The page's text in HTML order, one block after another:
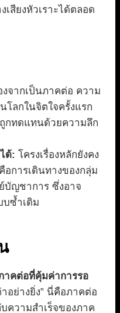
สียงหัวเราะได้ตลอด
งจากเป็นภาคต่อ ความ
โลกในจิตใจครั้งแรก
กทดแทนด้วยความลึก
ด้: โครงเรื่องหลักยังคง
การเดินทางของกลุ่ม
บัญชาการ ซึ่งอาจ
บซ้ำเดิม
าคต่อที่คุ้มค่าการรอ
อย่างยิ่ง” นี่คือภาคต่อ
ความสำเร็จของภาค